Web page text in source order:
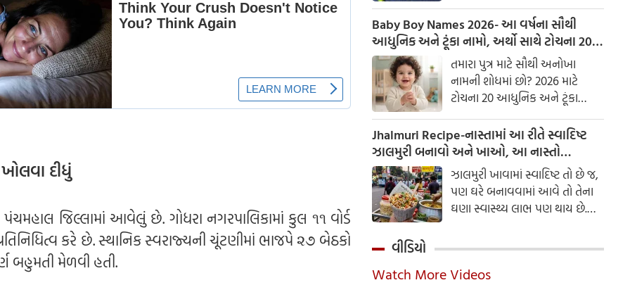
દીધું
જિલ્લામાં આવેલું છે. ગોધરા નગરપાલિકામાં કુલ ૧૧ વોર્ડ
કરે છે. સ્થાનિક સ્વરાજ્યની ચૂંટણીમાં ભાજપે ૨૭ બેઠકો
બહુમતી મેળવી હતી.
વિકલ્પ આપે છે જે બહારથી ક્રિસ્પી
અને અંદરથી અતિ નરમ છે. મસાલા
અને ક્રીમી ટેક્સચરનું સંપૂર્ણ મિશ્રણ
તેને બધી ઉંમરના લોકોમાં પ્રિય
બનાવે છે.
Baby Boy Names 2026- આ વર્ષના સૌથી
આધુનિક અને ટૂંકા નામો, અર્થો સાથે ટોચના 20
નામોની યાદી જુઓ.તમારા પુત્ર માટે સૌથી અનોખા
નામની શોધમાં છો? 2026 માટે
ટોચના 20 આધુનિક અને ટૂંકા
બાળક છોકરાના નામોની યાદી
તપાસો, અર્થો સાથે, જે તમારા
બાળકને એક સુંદર ઓળખ આપશે.
Jhalmuri Recipe-નાસ્તામાં આ રીતે સ્વાદિષ્ટ
ઝાલમુરી બનાવો અને ખાઓ, આ નાસ્તો
મસાલેદાર અને સ્વાદિષ્ટ છે.ઝાલમુરી ખાવામાં સ્વાદિષ્ટ તો છે જ,
પણ ઘરે બનાવવામાં આવે તો તેના
ઘણા સ્વાસ્થ્ય લાભ પણ થાય છે.
વીડિયો
Watch More Videos